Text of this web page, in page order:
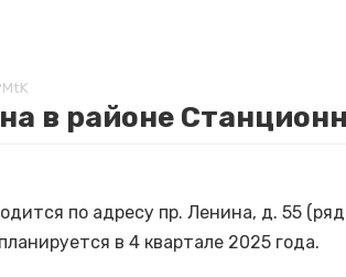
в районе
по адресу пр. Ленина, д. 55
в 4 квартале 2025 года.